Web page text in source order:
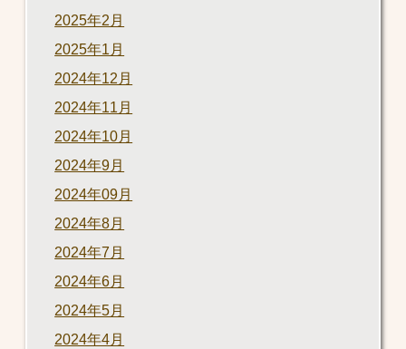
2025年2月
2025年1月
2024年12月
2024年11月
2024年10月
2024年9月
2024年09月
2024年8月
2024年7月
2024年6月
2024年5月
2024年4月